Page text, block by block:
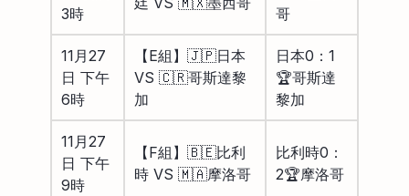
3時
哥
11月27
日 下午
6時
【E組】🇯🇵日本
VS 🇨🇷哥斯達黎
加
日本0：1
🏆哥斯達
黎加
11月27
日 下午
9時
【F組】🇧🇪比利
時 VS 🇲🇦摩洛哥
比利時0：
2🏆摩洛哥